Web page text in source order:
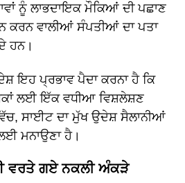
ਨੂੰ ਲਾਭਦਾਇਕ ਮੌਕਿਆਂ ਦੀ ਪਛਾਣ
ਵਾਲੀਆਂ ਸੰਪਤੀਆਂ ਦਾ ਪਤਾ
ਹਨ।
ਇਹ ਪ੍ਰਭਾਵ ਪੈਦਾ ਕਰਨਾ ਹੈ ਕਿ
ਲਈ ਇੱਕ ਵਧੀਆ ਵਿਸ਼ਲੇਸ਼ਣ
ਸਾਈਟ ਦਾ ਮੁੱਖ ਉਦੇਸ਼ ਸੈਲਾਨੀਆਂ
ਮਨਾਉਣਾ ਹੈ।
ਵਰਤੇ ਗਏ ਨਕਲੀ ਅੰਕੜੇ